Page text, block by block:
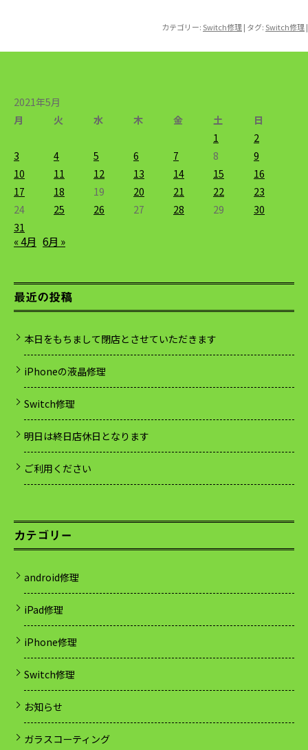
カテゴリー: Switch修理| タグ: Switch修理|
2021年5月
月
火 水 木 金 土
日
1
2
3
4 5 6 7 8
9
10
11 12 13 14 15
16
17
18 19 20 21 22
23
24
25 26 27 28 29
30
31
« 4月 6月 »
最近の投稿
本日をもちまして閉店とさせていただきます
iPhoneの液晶修理
Switch修理
明日は終日店休日となります
ご利用ください
カテゴリー
android修理
iPad修理
iPhone修理
Switch修理
お知らせ
ガラスコーティング